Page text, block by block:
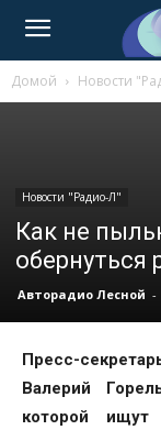
Домой Новости
Новости "Радио-Л"
Как не
Авторадио Лесной -
Пресс-
Валерий
которой ищут